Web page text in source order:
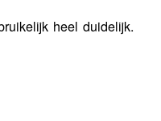
heel duidelijk.